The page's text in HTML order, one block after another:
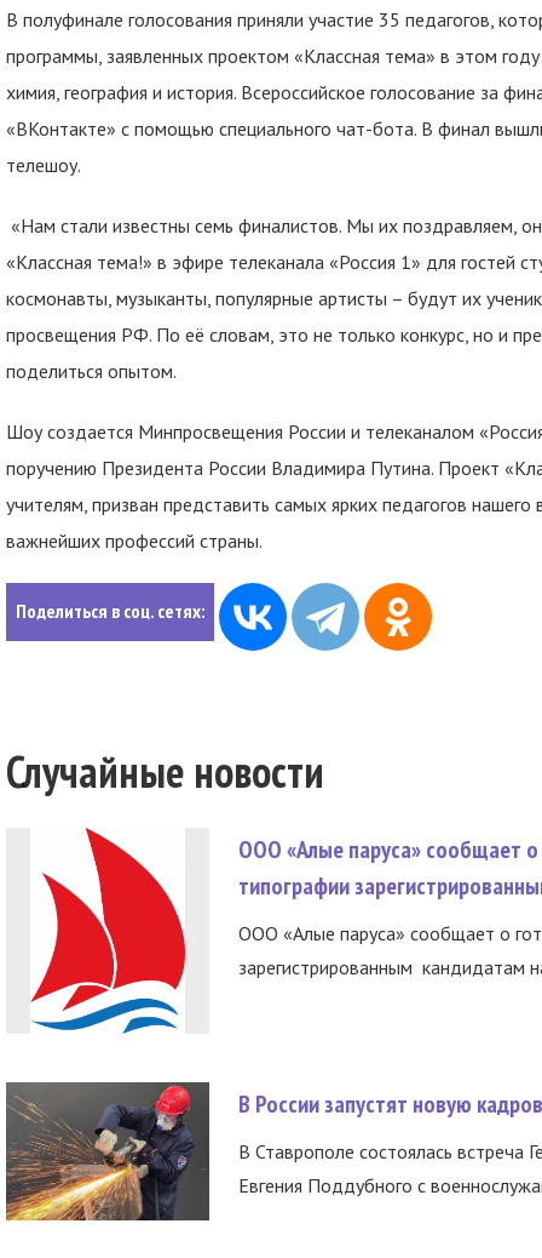
В полуфинале голосования приняли участие 35 педагогов,
программы, заявленных проектом «Классная тема» в этом
химия, география и история. Всероссийское голосование за
«ВКонтакте» с помощью специального чат-бота. В финал
телешоу.
«Нам стали известны семь финалистов. Мы их поздравляем,
«Классная тема!» в эфире телеканала «Россия 1» для гостей
космонавты, музыканты, популярные артисты – будут их
просвещения РФ. По её словам, это не только конкурс, но и
поделиться опытом.
Шоу создается Минпросвещения России и телеканалом
поручению Президента России Владимира Путина. Проект
учителям, призван представить самых ярких педагогов
важнейших профессий страны.
Поделиться в соц. сетях:
Случайные новости
ООО «Алые паруса» сообщает о
типографии
ООО «Алые паруса» сообщает о
зарегистрированным кандидатам
В России запустят новую
В Ставрополе состоялась встреча
Евгения Поддубного с